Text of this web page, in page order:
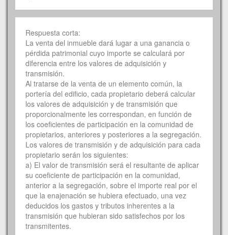
Respuesta corta:
La venta del inmueble dará lugar a una ganancia o
pérdida patrimonial cuyo importe se calculará por
diferencia entre los valores de adquisición y
transmisión.
Al tratarse de la venta de un elemento común, la
portería del edificio, cada propietario deberá calcular
los valores de adquisición y de transmisión que
proporcionalmente les correspondan, en función de
los coeficientes de participación en la comunidad de
propietarios, anteriores y posteriores a la segregación.
Los valores de transmisión y de adquisición para cada
propietario serán los siguientes:
a) El valor de transmisión será el resultante de aplicar
su coeficiente de participación en la comunidad,
anterior a la segregación, sobre el importe real por el
que la enajenación se hubiera efectuado, una vez
deducidos los gastos y tributos inherentes a la
transmisión que hubieran sido satisfechos por los
transmitentes.